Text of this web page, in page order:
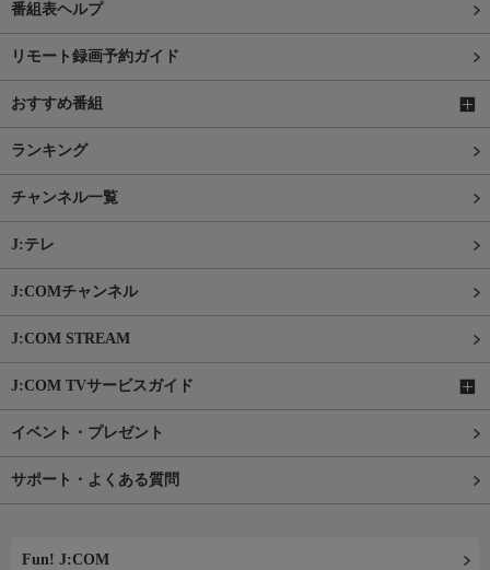
番組表ヘルプ
リモート録画予約ガイド
おすすめ番組
ランキング
チャンネル一覧
J:テレ
J:COMチャンネル
J:COM STREAM
J:COM TVサービスガイド
イベント・プレゼント
サポート・よくある質問
Fun! J:COM